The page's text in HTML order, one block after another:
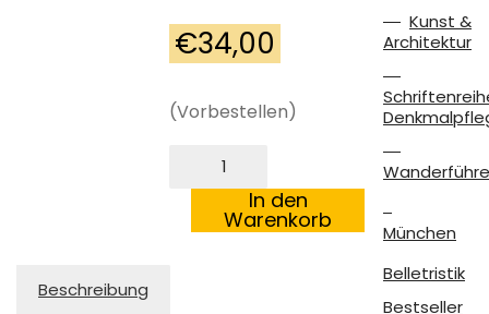
€34,00
(Vorbestellen)
Repräsentation
In den
Warenkorb
Beschreibung
Kunst &
Architektur
München
Belletristik
Bestseller